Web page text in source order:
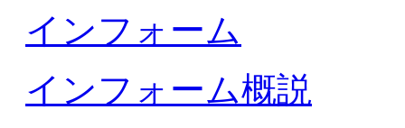
インフォーム
インフォーム概説